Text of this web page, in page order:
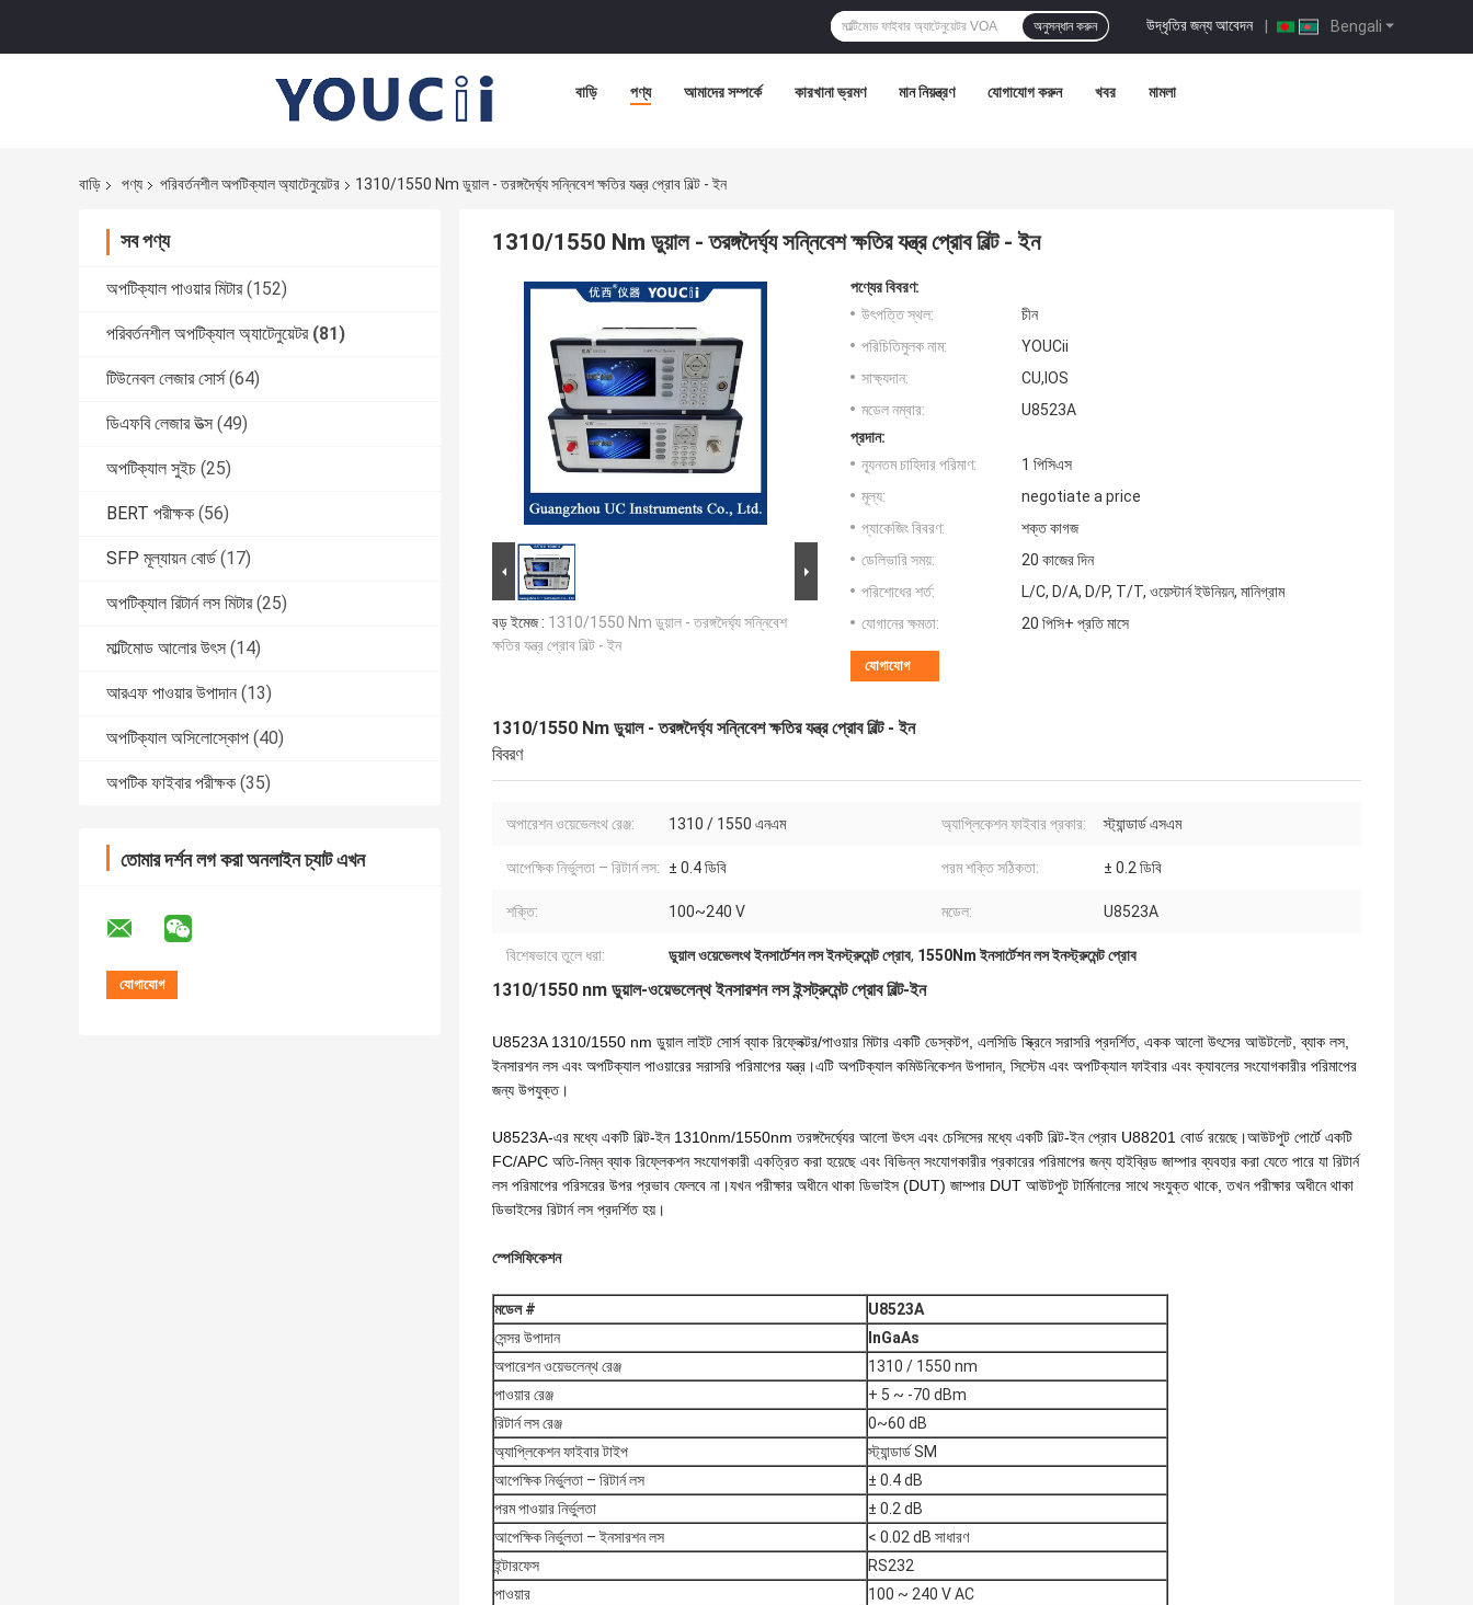
Bengali
উদ্ধৃতির জন্য আবেদন |
অনুসন্ধান করুন
বাড়ি পণ্য আমাদের সম্পর্কে কারখানা ভ্রমণ মান নিয়ন্ত্রণ যোগাযোগ করুন খবর মামলা
বাড়ি পণ্য পরিবর্তনশীল অপটিক্যাল অ্যাটেনুয়েটর 1310/1550 Nm ডুয়াল - তরঙ্গদৈর্ঘ্য সন্নিবেশ ক্ষতির যন্ত্র প্রোব বিল্ট - ইন
সব পণ্য
অপটিক্যাল পাওয়ার মিটার (152)
পরিবর্তনশীল অপটিক্যাল অ্যাটেনুয়েটর (81)
টিউনেবল লেজার সোর্স (64)
ডিএফবি লেজার উত্স (49)
অপটিক্যাল সুইচ (25)
BERT পরীক্ষক (56)
SFP মূল্যায়ন বোর্ড (17)
অপটিক্যাল রিটার্ন লস মিটার (25)
মাল্টিমোড আলোর উৎস (14)
আরএফ পাওয়ার উপাদান (13)
অপটিক্যাল অসিলোস্কোপ (40)
অপটিক ফাইবার পরীক্ষক (35)
তোমার দর্শন লগ করা অনলাইন চ্যাট এখন
1310/1550 Nm ডুয়াল - তরঙ্গদৈর্ঘ্য সন্নিবেশ ক্ষতির যন্ত্র প্রোব বিল্ট - ইন
বড় ইমেজ : 1310/1550 Nm ডুয়াল - তরঙ্গদৈর্ঘ্য সন্নিবেশ
ক্ষতির যন্ত্র প্রোব বিল্ট - ইন
পণ্যের বিবরণ:
উৎপত্তি স্থল:
চীন
পরিচিতিমুলক নাম:
YOUCii
সাক্ষ্যদান:
CU,IOS
মডেল নম্বার:
U8523A
প্রদান:
ন্যূনতম চাহিদার পরিমাণ:
1 পিসিএস
মূল্য:
negotiate a price
প্যাকেজিং বিবরণ:
শক্ত কাগজ
ডেলিভারি সময়:
20 কাজের দিন
পরিশোধের শর্ত:
L/C, D/A, D/P, T/T, ওয়েস্টার্ন ইউনিয়ন, মানিগ্রাম
যোগানের ক্ষমতা:
20 পিসি+ প্রতি মাসে
যোগাযোগ
1310/1550 Nm ডুয়াল - তরঙ্গদৈর্ঘ্য সন্নিবেশ ক্ষতির যন্ত্র প্রোব বিল্ট - ইন
বিবরণ
অপারেশন ওয়েভেলংথ রেঞ্জ: 1310 / 1550 এনএম অ্যাপ্লিকেশন ফাইবার প্রকার: স্ট্যান্ডার্ড এসএম
আপেক্ষিক নির্ভুলতা – রিটার্ন লস: ± 0.4 ডিবি পরম শক্তি সঠিকতা: ± 0.2 ডিবি
শক্তি: 100~240 V মডেল: U8523A
বিশেষভাবে তুলে ধরা: ডুয়াল ওয়েভেলংথ ইনসার্টেশন লস ইনস্ট্রুমেন্ট প্রোব, 1550Nm ইনসার্টেশন লস ইনস্ট্রুমেন্ট প্রোব
1310/1550 nm ডুয়াল-ওয়েভলেন্থ ইনসারশন লস ইন্সট্রুমেন্ট প্রোব বিল্ট-ইন
U8523A 1310/1550 nm ডুয়াল লাইট সোর্স ব্যাক রিফ্লেক্টর/পাওয়ার মিটার একটি ডেস্কটপ, এলসিডি স্ক্রিনে সরাসরি প্রদর্শিত, একক আলো উৎসের আউটলেট, ব্যাক লস,
ইনসারশন লস এবং অপটিক্যাল পাওয়ারের সরাসরি পরিমাপের যন্ত্র।এটি অপটিক্যাল কমিউনিকেশন উপাদান, সিস্টেম এবং অপটিক্যাল ফাইবার এবং ক্যাবলের সংযোগকারীর পরিমাপের
জন্য উপযুক্ত।
U8523A-এর মধ্যে একটি বিল্ট-ইন 1310nm/1550nm তরঙ্গদৈর্ঘ্যের আলো উৎস এবং চেসিসের মধ্যে একটি বিল্ট-ইন প্রোব U88201 বোর্ড রয়েছে।আউটপুট পোর্টে একটি
FC/APC অতি-নিম্ন ব্যাক রিফ্লেকশন সংযোগকারী একত্রিত করা হয়েছে এবং বিভিন্ন সংযোগকারীর প্রকারের পরিমাপের জন্য হাইব্রিড জাম্পার ব্যবহার করা যেতে পারে যা রিটার্ন
লস পরিমাপের পরিসরের উপর প্রভাব ফেলবে না।যখন পরীক্ষার অধীনে থাকা ডিভাইস (DUT) জাম্পার DUT আউটপুট টার্মিনালের সাথে সংযুক্ত থাকে, তখন পরীক্ষার অধীনে থাকা
ডিভাইসের রিটার্ন লস প্রদর্শিত হয়।
স্পেসিফিকেশন
মডেল # U8523A
সেন্সর উপাদান
InGaAs
অপারেশন ওয়েভলেন্থ রেঞ্জ
1310 / 1550 nm
পাওয়ার রেঞ্জ
+ 5 ~ -70 dBm
রিটার্ন লস রেঞ্জ
0~60 dB
অ্যাপ্লিকেশন ফাইবার টাইপ
স্ট্যান্ডার্ড SM
আপেক্ষিক নির্ভুলতা – রিটার্ন লস
± 0.4 dB
পরম পাওয়ার নির্ভুলতা
± 0.2 dB
আপেক্ষিক নির্ভুলতা – ইনসারশন লস
< 0.02 dB সাধারণ
ইন্টারফেস
RS232
পাওয়ার
100 ~ 240 V AC